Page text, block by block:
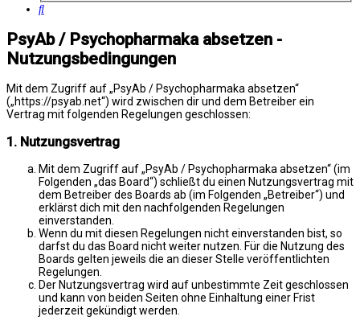
Suche
PsyAb / Psychopharmaka absetzen -
Nutzungsbedingungen
Mit dem Zugriff auf „PsyAb / Psychopharmaka absetzen“
(„https://psyab.net“) wird zwischen dir und dem Betreiber ein
Vertrag mit folgenden Regelungen geschlossen:
1. Nutzungsvertrag
Mit dem Zugriff auf „PsyAb / Psychopharmaka absetzen“ (im
Folgenden „das Board“) schließt du einen Nutzungsvertrag mit
dem Betreiber des Boards ab (im Folgenden „Betreiber“) und
erklärst dich mit den nachfolgenden Regelungen
einverstanden.
Wenn du mit diesen Regelungen nicht einverstanden bist, so
darfst du das Board nicht weiter nutzen. Für die Nutzung des
Boards gelten jeweils die an dieser Stelle veröffentlichten
Regelungen.
Der Nutzungsvertrag wird auf unbestimmte Zeit geschlossen
und kann von beiden Seiten ohne Einhaltung einer Frist
jederzeit gekündigt werden.